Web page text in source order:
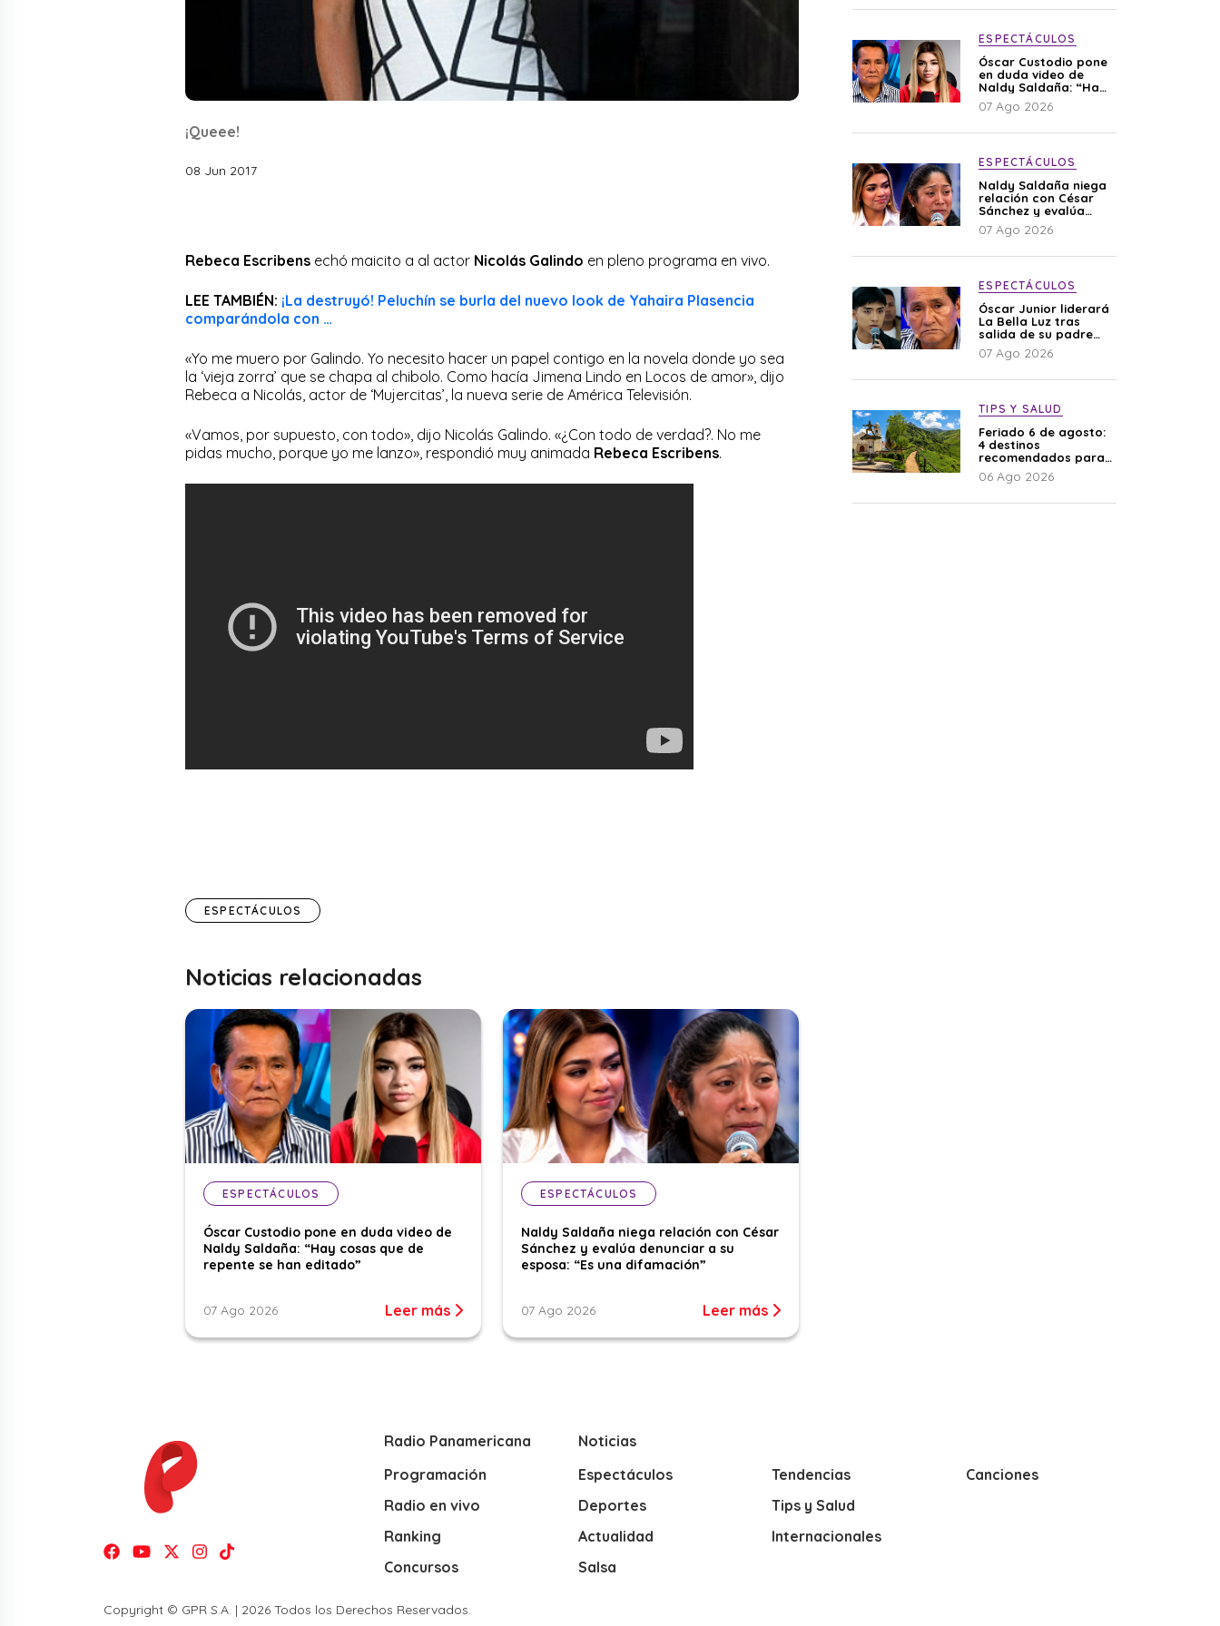
¡Queee!
08 Jun 2017
Rebeca Escribens echó maicito a al actor Nicolás Galindo en pleno programa en vivo.
LEE TAMBIÉN: ¡La destruyó! Peluchín se burla del nuevo look de Yahaira Plasencia
comparándola con …
«Yo me muero por Galindo. Yo necesito hacer un papel contigo en la novela donde yo sea
la ‘vieja zorra’ que se chapa al chibolo. Como hacía Jimena Lindo en Locos de amor», dijo
Rebeca a Nicolás, actor de ‘Mujercitas’, la nueva serie de América Televisión.
«Vamos, por supuesto, con todo», dijo Nicolás Galindo. «¿Con todo de verdad?. No me
pidas mucho, porque yo me lanzo», respondió muy animada Rebeca Escribens.
ESPECTÁCULOS
Noticias relacionadas
ESPECTÁCULOS
Óscar Custodio pone en duda video de
Naldy Saldaña: “Hay cosas que de
repente se han editado”
07 Ago 2026 Leer más
ESPECTÁCULOS
Naldy Saldaña niega relación con César
Sánchez y evalúa denunciar a su
esposa: “Es una difamación”
07 Ago 2026 Leer más
ESPECTÁCULOS
Óscar Custodio pone
en duda video de
Naldy Saldaña: “Hay
cosas que de repente
se han editado”
07 Ago 2026
ESPECTÁCULOS
Naldy Saldaña niega
relación con César
Sánchez y evalúa
denunciar a su
esposa: “Es una
07 Ago 2026
ESPECTÁCULOS
Óscar Junior liderará
La Bella Luz tras
salida de su padre
por polémica con
Naldy Saldaña
07 Ago 2026
TIPS Y SALUD
Feriado 6 de agosto:
4 destinos
recomendados para
disfrutar el descanso
06 Ago 2026
Radio Panamericana
Programación
Radio en vivo
Ranking
Concursos
Noticias
Espectáculos
Deportes
Actualidad
Salsa
Tendencias
Tips y Salud
Internacionales
Canciones
Copyright © GPR S.A. | 2026 Todos los Derechos Reservados.